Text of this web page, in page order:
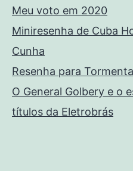
Meu voto em 2020
Miniresenha de Cuba
Cunha
Resenha para
O General Golbery e o
títulos da Eletrobrás